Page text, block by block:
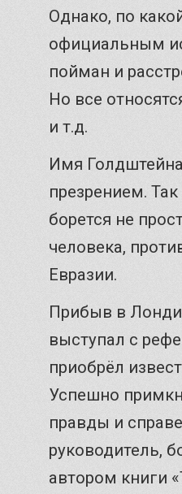
Однако, по
официальным
пойман и
Но все
и т.д.
Имя
презрением.
борется не
человека,
Евразии.
Прибыв в
выступал с
приобрёл
Успешно
правды и
руководитель,
автором книги